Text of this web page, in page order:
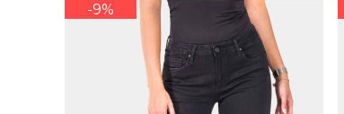
-9%